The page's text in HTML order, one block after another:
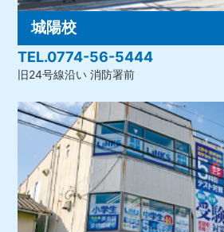
城陽校
TEL.0774-56-5444
旧24号線沿い 消防署前